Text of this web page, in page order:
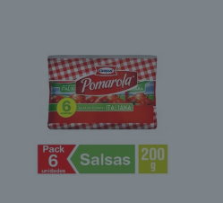
Garantía Mínima Legal
Válida hasta su fecha de caducidad